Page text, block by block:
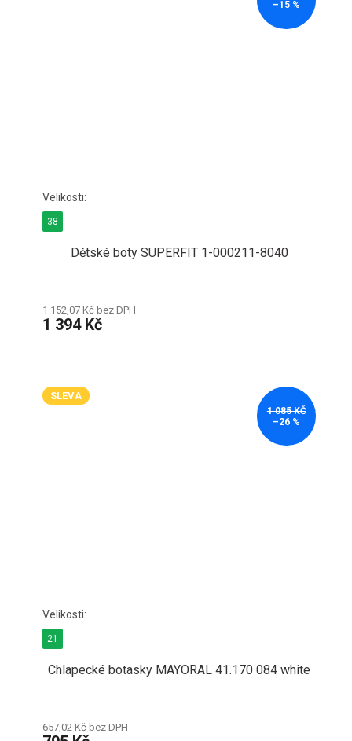
–15 %
Dětské boty SUPERFIT 1-000211-8040
1 152,07 Kč bez DPH
1 394 Kč
38
SLEVA
1 085 KČ
–26 %
Chlapecké botasky MAYORAL 41.170 084 white
657,02 Kč bez DPH
21